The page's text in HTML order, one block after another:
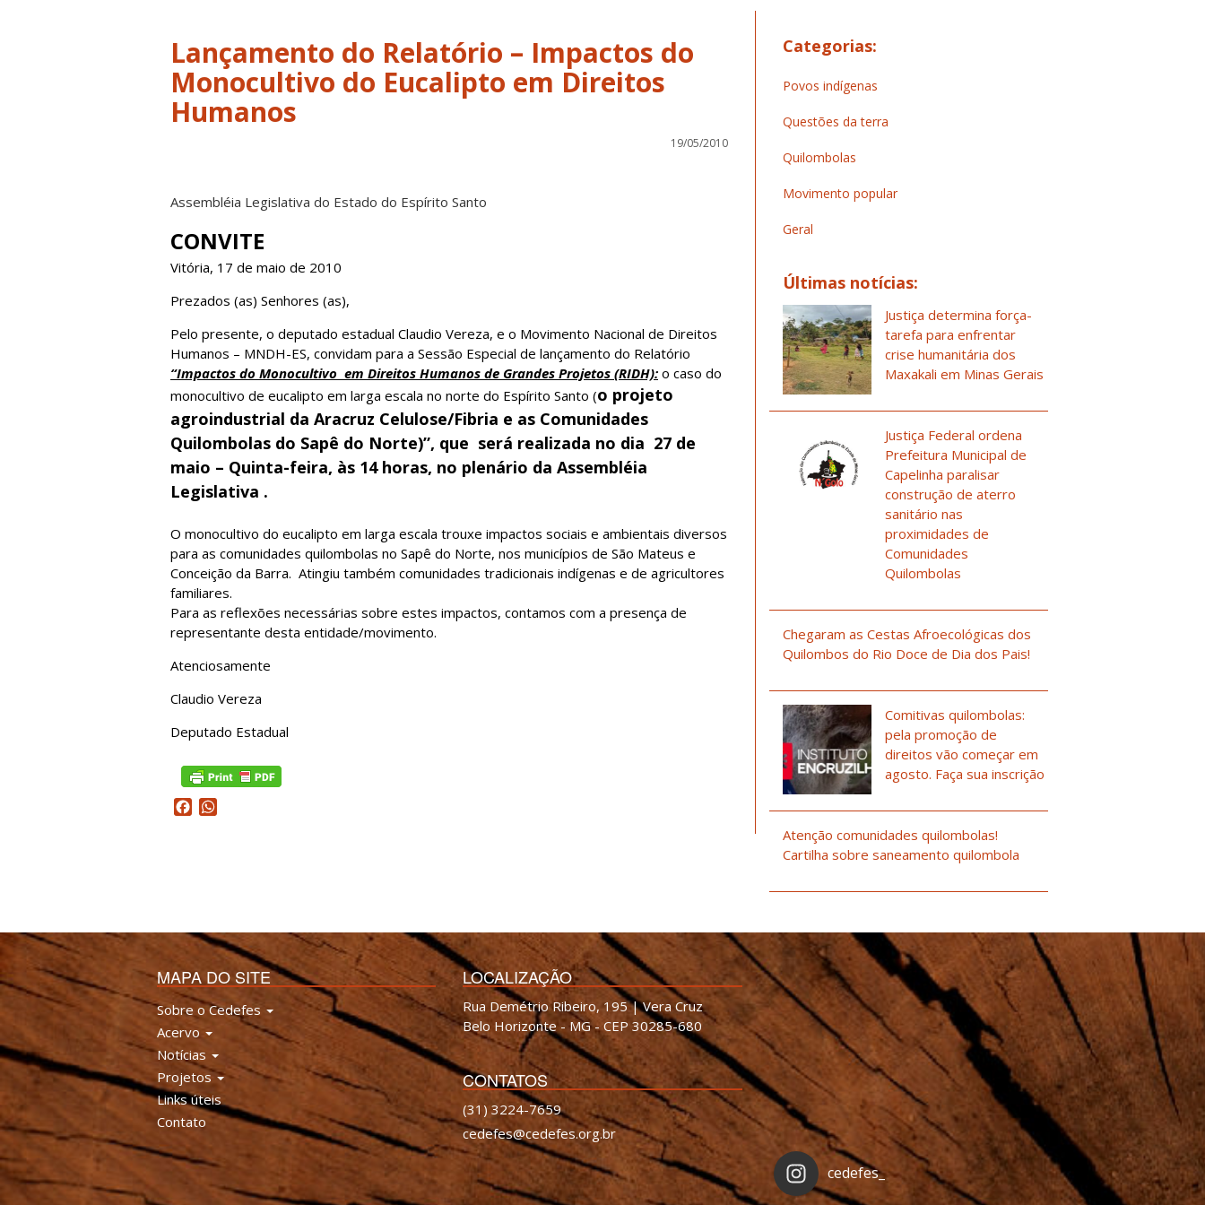
Lançamento do Relatório – Impactos do
Monocultivo do Eucalipto em Direitos
Humanos
19/05/2010
Assembléia Legislativa do Estado do Espírito Santo
CONVITE
Vitória, 17 de maio de 2010
Prezados (as) Senhores (as),
Pelo presente, o deputado estadual Claudio Vereza, e o Movimento Nacional de Direitos
Humanos – MNDH-ES, convidam para a Sessão Especial de lançamento do Relatório
“Impactos do Monocultivo em Direitos Humanos de Grandes Projetos (RIDH): o caso do
monocultivo de eucalipto em larga escala no norte do Espírito Santo (o projeto
agroindustrial da Aracruz Celulose/Fibria e as Comunidades
Quilombolas do Sapê do Norte)”, que será realizada no dia 27 de
maio – Quinta-feira, às 14 horas, no plenário da Assembléia
Legislativa .
O monocultivo do eucalipto em larga escala trouxe impactos sociais e ambientais diversos
para as comunidades quilombolas no Sapê do Norte, nos municípios de São Mateus e
Conceição da Barra. Atingiu também comunidades tradicionais indígenas e de agricultores
familiares.
Para as reflexões necessárias sobre estes impactos, contamos com a presença de
representante desta entidade/movimento.
Atenciosamente
Claudio Vereza
Deputado Estadual
Facebook
Categorias:
Povos indígenas
Questões da terra
Quilombolas
Movimento popular
Geral
Últimas notícias:
Justiça determina força-
tarefa para enfrentar
crise humanitária dos
Maxakali em Minas Gerais
Justiça Federal ordena
Prefeitura Municipal de
Capelinha paralisar
construção de aterro
sanitário nas
proximidades de
Comunidades
Quilombolas
Chegaram as Cestas Afroecológicas dos
Quilombos do Rio Doce de Dia dos Pais!
Comitivas quilombolas:
pela promoção de
direitos vão começar em
agosto. Faça sua inscrição
Atenção comunidades quilombolas!
Cartilha sobre saneamento quilombola
MAPA DO SITE
Sobre o Cedefes
Acervo
Notícias
Projetos
Links úteis
Contato
LOCALIZAÇÃO
Rua Demétrio Ribeiro, 195 | Vera Cruz
Belo Horizonte - MG - CEP 30285-680
CONTATOS
(31) 3224-7659
cedefes@cedefes.org.br
cedefes_